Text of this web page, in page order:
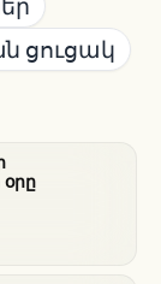
ցուցակ